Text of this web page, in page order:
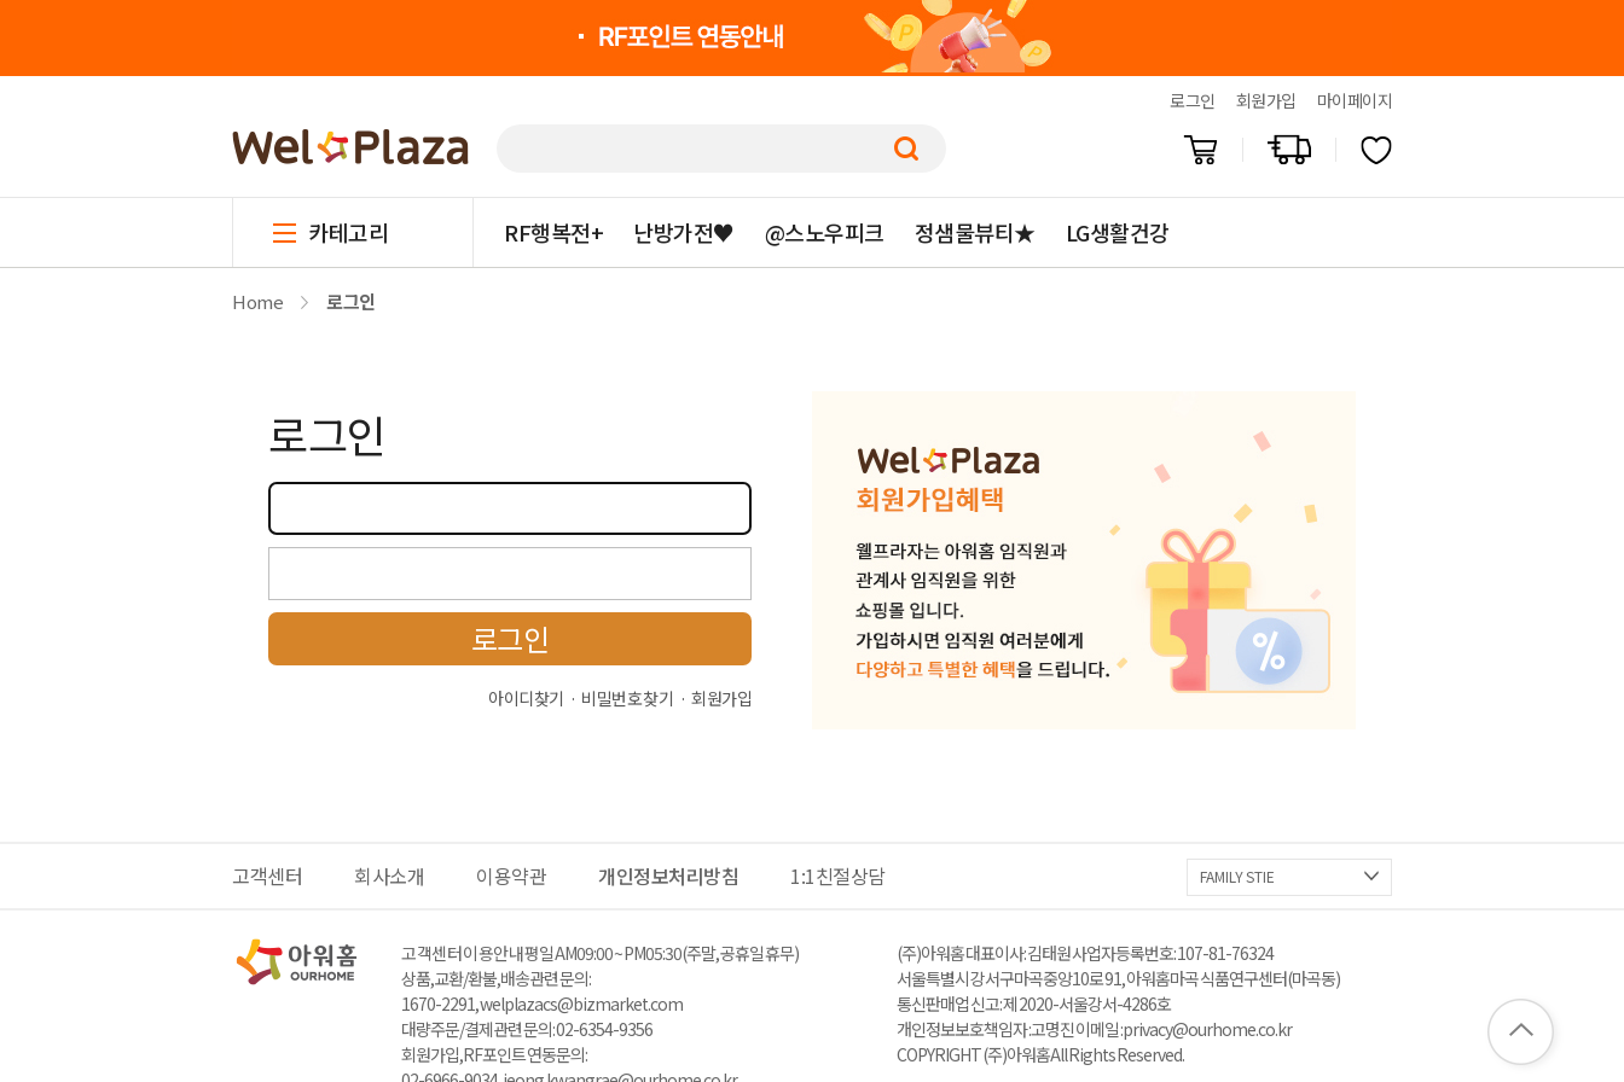
로그인 회원가입 마이페이지
카테고리 RF행복전+ 난방가전♥ @스노우피크 정샘물뷰티★ LG생활건강
Home 로그인
로그인
로그인
아이디찾기 비밀번호 찾기 회원가입
고객센터 회사소개 이용약관 개인정보처리방침 1:1친절상담 FAMILY STIE
고객센터 이용안내평일 AM 09:00 ~ PM05:30 (주말, 공휴일 휴무)
상품,교환/환불,배송관련 문의 :
1670-2291, welplazacs@bizmarket.com
대량주문/결제관련 문의 : 02-6354-9356
회원가입,RF포인트 연동 문의:
(주)아워홈 대표이사 : 김태원 사업자등록번호 : 107-81-76324
서울특별시 강서구 마곡중앙10로 91, 아워홈 마곡 식품연구센터(마곡동)
통신판매업 신고 : 제 2020-서울강서-4286호
개인정보보호책임자 : 고명진 이메일 : privacy@ourhome.co.kr
COPYRIGHT (주)아워홈 All Rights Reserved.